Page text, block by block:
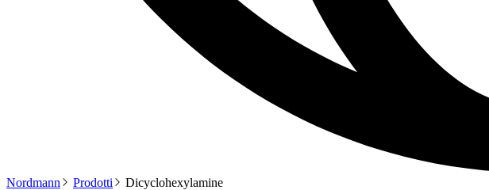
Nordmann Prodotti Dicyclohexylamine